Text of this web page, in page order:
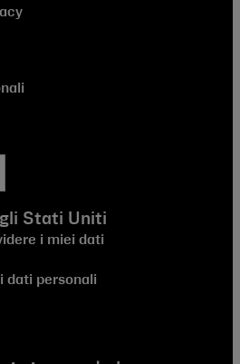
Stati Uniti
i miei dati
dati personali